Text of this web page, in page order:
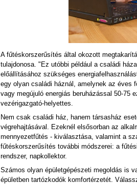
A fűtéskorszerűsítés által okozott
tulajdonosa. "Ez utóbbi például a családi
előállításához szükséges
egy olyan családi háznál, amelynek az éves
vagy megújuló energiás beruházással 50-75
vezérigazgató-helyettes.
Nem csak családi ház, hanem társasház
végrehajtásával. Ezeknél elsősorban az
mennyezetfűtés - kiválasztása, valamint a
fűtéskorszerűsítés további módszerei: a
rendszer, napkollektor.
Számos olyan épületgépészeti megoldás is
épületben tartózkodók komfortérzetét.